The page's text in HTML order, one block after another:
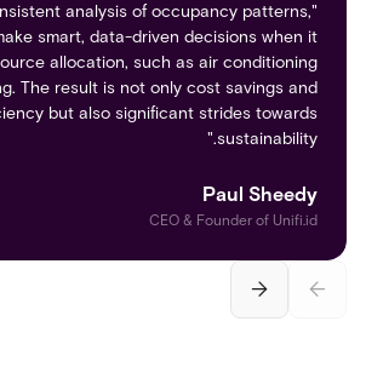
analysis of occupancy patterns,
smart, data-driven decisions when it
allocation, such as air conditioning
The result is not only cost savings and
but also significant strides towards
sustainability." ​
Paul Sheedy
CEO & Founder of Unifi.id
system allowed them to create visitor
information, and issue digital badges
It is also integrated with their
streamlined process for visitors."​